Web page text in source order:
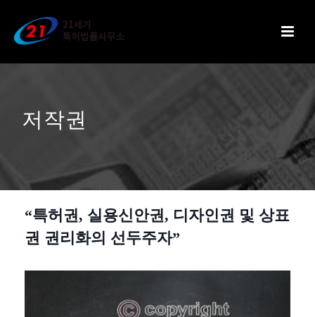
저작권
“특허권, 실용신안권, 디자인권 및 상표
권 권리화의 선두주자”